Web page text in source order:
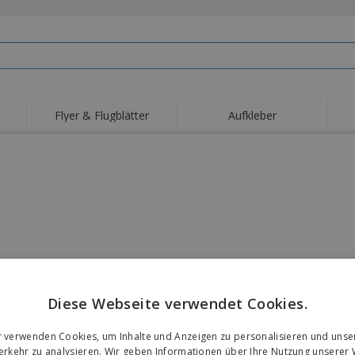
Flyer & Flugblätter Aufkleber
Diese Webseite verwendet Cookies.
verwenden Cookies, um Inhalte und Anzeigen zu personalisieren und
zu analysieren. Wir geben Informationen über Ihre Nutzung unserer